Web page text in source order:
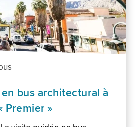
bus architectural à
Premier »